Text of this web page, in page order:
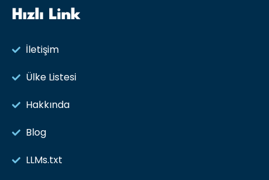
Hızlı Link
İletişim
Ülke Listesi
Hakkında
Blog
LLMs.txt